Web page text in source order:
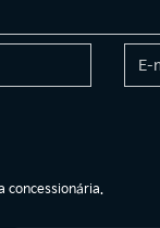
concessionária.